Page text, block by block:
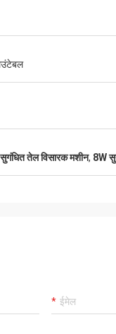
तेल विसारक मशीन, 8W